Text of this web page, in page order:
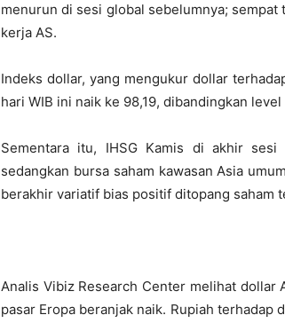
menurun di sesi global sebelumnya;
kerja AS.
Indeks dollar, yang mengukur dollar
hari WIB ini naik ke 98,19, dibandingkan
Sementara itu, IHSG Kamis di akhir sesi
sedangkan bursa saham kawasan Asia
berakhir variatif bias positif ditopang saham
Analis Vibiz Research Center melihat dollar
pasar Eropa beranjak naik. Rupiah